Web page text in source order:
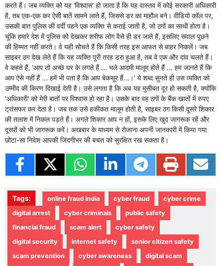
करते हैं। जब व्यक्ति को यह 'विश्वास' हो जाता है कि यह वास्तव में कोई सरकारी अधिकारी
है, तब एक-एक कर ऐसी बातें सामने लाते हैं, जिससे डर का माहौल बने। वीडियो कॉल पर,
उसकी बात पुलिस की वर्दी पहने एक व्यक्ति से कराई जाती है, जो ठगों का साथी होता है।
चूंकि हमारे देश में पुलिस को देखकर शरीफ लोग वैसे ही डर जाते हैं, इसलिए सवाल पूछने
की हिम्मत नहीं करते। वे यही सोचते हैं कि किसी तरह इस आफत से बाहर निकलें। जब
साइबर ठग देख लेते हैं कि यह व्यक्ति पूरी तरह डरा हुआ है, तब वे एक और दांव चलते हैं।
वे कहते हैं, 'आप तो अच्छे घर के लगते हैं ... भले आदमी मालूम होते हैं ... हम जानते हैं कि
आप ऐसे नहीं हैं ... हमें भी पता है कि आप बेकसूर हैं...।' ये शब्द सुनते ही उस व्यक्ति को
उम्मीद की किरण दिखाई देती है। उसे लगता है कि अब यह मुसीबत दूर हो सकती है, क्योंकि
'अधिकारी' को मेरी बातों पर विश्वास हो रहा है। उसके बाद वह ठगों के बैंक खातों में रुपए
ट्रांसफर कर देता है। जब तक उसे हकीकत मालूम होती है, साइबर ठग किसी दूसरे शिकार
की तलाश में निकल पड़ते हैं। अगले शिकार आप न हों, इसके लिए खुद जागरूक रहें और
दूसरों को भी जागरूक करें। अखबार के माध्यम से रोजाना अपनी जानकारी में किया गया
छोटा-सा निवेश आपकी जिंदगीभर की बचत को सुरक्षित रख सकता है।
Tags: online fraud india cyber fraud
cyber crime
digital arrest
cyber criminals
public safety
financial fraud
scam alert
cyber safety
digital security
internet safety
senior citizen safety
scam prevention
cyber awareness digital scam